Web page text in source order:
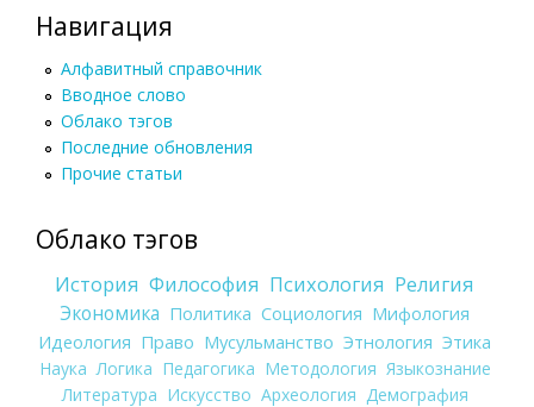
Навигация
Алфавитный справочник
Вводное слово
Облако тэгов
Последние обновления
Прочие статьи
Облако тэгов
История Философия Психология Религия
Экономика Политика Социология Мифология
Идеология Право Мусульманство Этнология Этика
Наука Логика Педагогика Методология Языкознание
Литература Искусство Археология Демография